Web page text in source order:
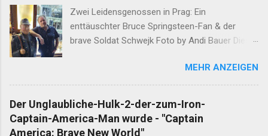
ö
f
f
e
n
t
h
n
Zwei Leidensgenossen in Prag: Ein
enttäuschter Bruce Springsteen-Fan & der
brave Soldat Schwejk Foto by Andi Bauer Dieser
lange abgeschlossen. Unfassbare Ereignisse
innerhalb einer Woche verlangen jedoch eine
neuerliche Öffnung. Ergänzend darf erwähnt
werden, dass Alan am Ende dieser
Wahnsinnswoche seine Frau Mutter anrief. Er
MEHR ANZEIGEN
Der Unglaubliche-Hulk-2-der-zum-Iron-
Captain-America-Man wurde - "Captain
America: Brave New World"